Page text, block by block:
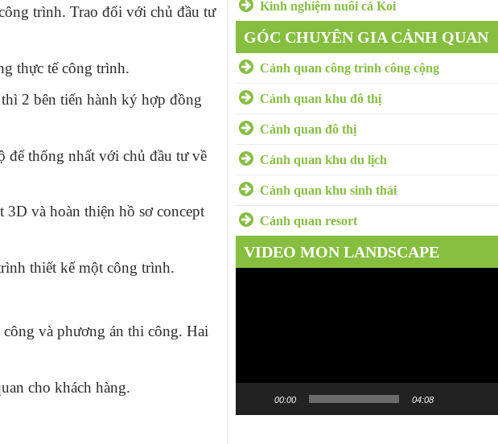
trình. Trao đổi với chủ đầu tư
thực tế công trình.
2 bên tiến hành ký hợp đồng
để thống nhất với chủ đầu tư về
3D và hoàn thiện hồ sơ concept
thiết kế một công trình.
và phương án thi công. Hai
cho khách hàng.
Kinh nghiệm nuôi cá Koi
GÓC CHUYÊN GIA CẢNH QUAN
Cảnh quan công trình công cộng
Cảnh quan khu đô thị
Cảnh quan đô thị
Cảnh quan khu du lịch
Cảnh quan khu sinh thái
Cảnh quan resort
VIDEO MON LANDSCAPE
00:00 04:08